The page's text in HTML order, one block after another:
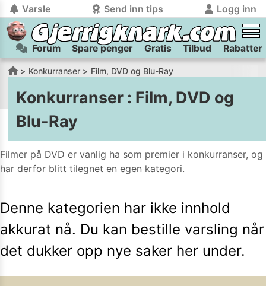
Varsle Send inn tips Logg inn
tilbake
Logg inn på Gjerrigknark.com:
Du kan logge inn / registrere brukertrygt oghelt gratis på
gjerrigknark.com ved å benytte Vipps-innlogging.
Logg inn med Vipps
tilbake
Send inn tips:
Har du et tips til meg? Jeg premierer de beste tipsene med
flaxlodd!
Kamera
Velg bilde
PS:
Vil du være med i tipsekonkurransen kan du oppgi
kontaktdetaljer i neste steg.
Forum Spare penger Gratis Tilbud Rabatter
Konkurranser Film, DVD og Blu-Ray
Konkurranser: Film, DVD og
Blu-Ray
Filmer på DVD er vanlig ha som premier i konkurranser, og
har derfor blitt tilegnet en egen kategori.
Denne kategorien har ikke innhold
akkurat nå. Du kan bestille varsling når
det dukker opp nye saker her under.